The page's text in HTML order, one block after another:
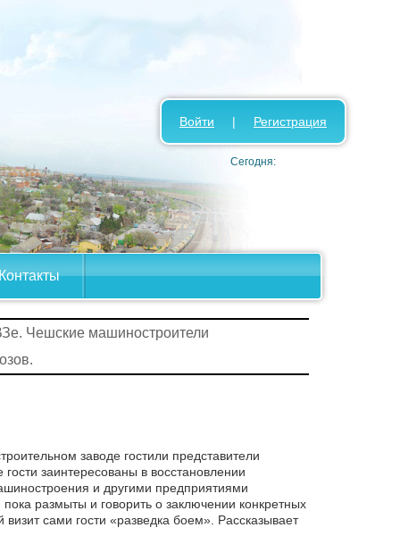
Войти | Регистрация
Сегодня:
Чешские машиностроители
заводе гостили представители
заинтересованы в восстановлении
и другими предприятиями
размыты и говорить о заключении конкретных
сами гости «разведка боем». Рассказывает